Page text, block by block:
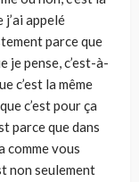
j’ai appelé
parce que
je pense, c’est-à-
c’est la même
c’est pour ça
parce que dans
comme vous
non seulement